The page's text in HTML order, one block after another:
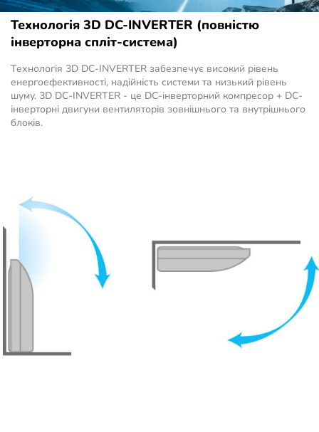
Технологія 3D DC-INVERTER (повністю
інверторна спліт-система)
Технологія 3D DC-INVERTER забезпечує високий рівень
енергоефективності, надійність системи та низький рівень
шуму. 3D DC-INVERTER - це DC-інверторний компресор + DC-
інверторні двигуни вентиляторів зовнішнього та внутрішнього
блоків.